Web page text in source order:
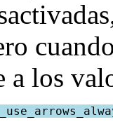
a los